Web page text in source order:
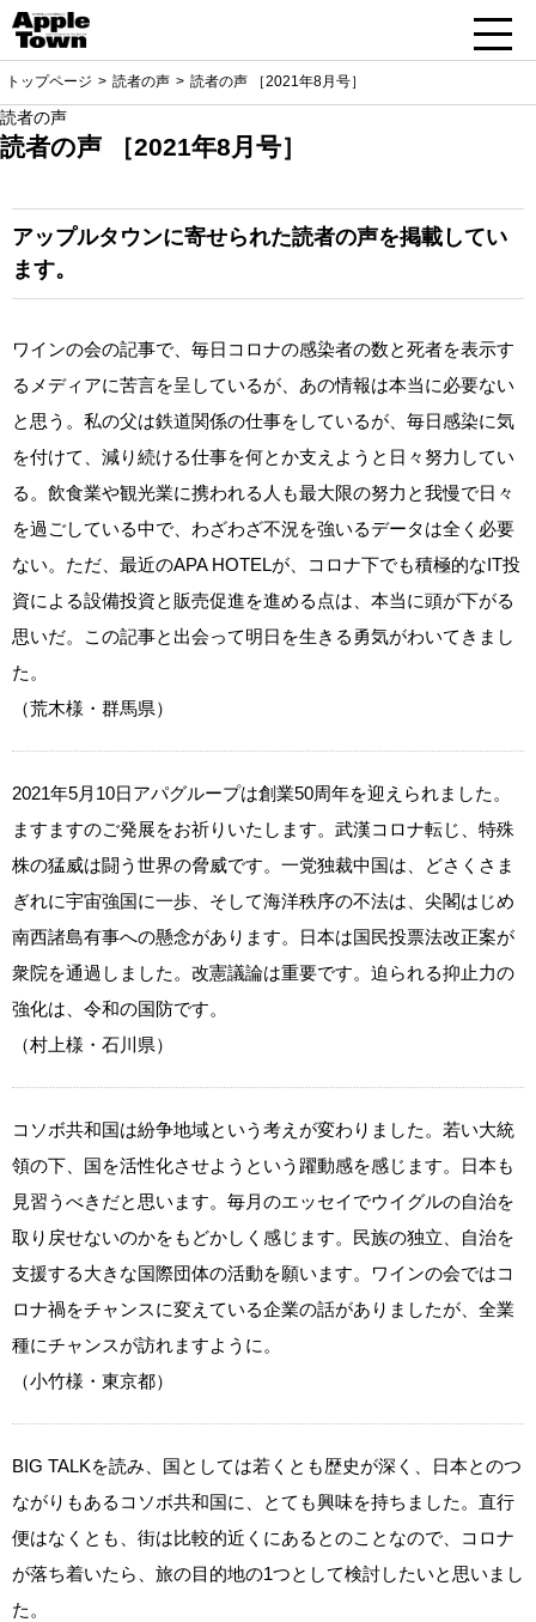
トップページ 読者の声 読者の声 ［2021年8月号］
読者の声
読者の声 ［2021年8月号］
アップルタウンに寄せられた読者の声を掲載してい
ます。
ワインの会の記事で、毎日コロナの感染者の数と死者を表示す
るメディアに苦言を呈しているが、あの情報は本当に必要ない
と思う。私の父は鉄道関係の仕事をしているが、毎日感染に気
を付けて、減り続ける仕事を何とか支えようと日々努力してい
る。飲食業や観光業に携われる人も最大限の努力と我慢で日々
を過ごしている中で、わざわざ不況を強いるデータは全く必要
ない。ただ、最近のAPA HOTELが、コロナ下でも積極的なIT投
資による設備投資と販売促進を進める点は、本当に頭が下がる
思いだ。この記事と出会って明日を生きる勇気がわいてきまし
た。
（荒木様・群馬県）
2021年5月10日アパグループは創業50周年を迎えられました。
ますますのご発展をお祈りいたします。武漢コロナ転じ、特殊
株の猛威は闘う世界の脅威です。一党独裁中国は、どさくさま
ぎれに宇宙強国に一歩、そして海洋秩序の不法は、尖閣はじめ
南西諸島有事への懸念があります。日本は国民投票法改正案が
衆院を通過しました。改憲議論は重要です。迫られる抑止力の
強化は、令和の国防です。
（村上様・石川県）
コソボ共和国は紛争地域という考えが変わりました。若い大統
領の下、国を活性化させようという躍動感を感じます。日本も
見習うべきだと思います。毎月のエッセイでウイグルの自治を
取り戻せないのかをもどかしく感じます。民族の独立、自治を
支援する大きな国際団体の活動を願います。ワインの会ではコ
ロナ禍をチャンスに変えている企業の話がありましたが、全業
種にチャンスが訪れますように。
（小竹様・東京都）
BIG TALKを読み、国としては若くとも歴史が深く、日本とのつ
ながりもあるコソボ共和国に、とても興味を持ちました。直行
便はなくとも、街は比較的近くにあるとのことなので、コロナ
が落ち着いたら、旅の目的地の1つとして検討したいと思いまし
た。